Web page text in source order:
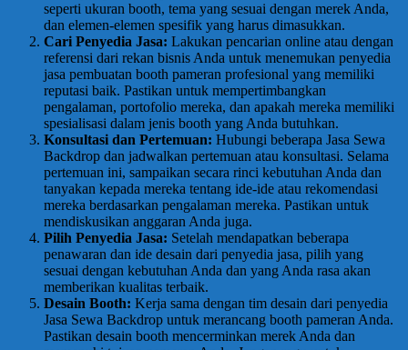
seperti ukuran booth, tema yang sesuai dengan merek Anda,
dan elemen-elemen spesifik yang harus dimasukkan.
Cari Penyedia Jasa: Lakukan pencarian online atau dengan
referensi dari rekan bisnis Anda untuk menemukan penyedia
jasa pembuatan booth pameran profesional yang memiliki
reputasi baik. Pastikan untuk mempertimbangkan
pengalaman, portofolio mereka, dan apakah mereka memiliki
spesialisasi dalam jenis booth yang Anda butuhkan.
Konsultasi dan Pertemuan: Hubungi beberapa Jasa Sewa
Backdrop dan jadwalkan pertemuan atau konsultasi. Selama
pertemuan ini, sampaikan secara rinci kebutuhan Anda dan
tanyakan kepada mereka tentang ide-ide atau rekomendasi
mereka berdasarkan pengalaman mereka. Pastikan untuk
mendiskusikan anggaran Anda juga.
Pilih Penyedia Jasa: Setelah mendapatkan beberapa
penawaran dan ide desain dari penyedia jasa, pilih yang
sesuai dengan kebutuhan Anda dan yang Anda rasa akan
memberikan kualitas terbaik.
Desain Booth: Kerja sama dengan tim desain dari penyedia
Jasa Sewa Backdrop untuk merancang booth pameran Anda.
Pastikan desain booth mencerminkan merek Anda dan